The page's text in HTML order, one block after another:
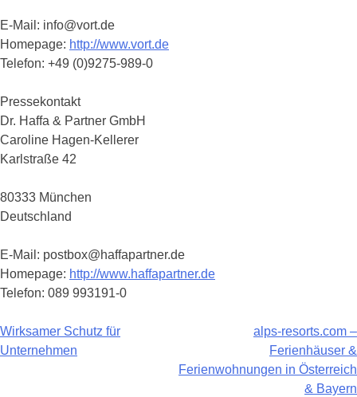
E-Mail: info@vort.de
Homepage: http://www.vort.de
Telefon: +49 (0)9275-989-0
Pressekontakt
Dr. Haffa & Partner GmbH
Caroline Hagen-Kellerer
Karlstraße 42
80333 München
Deutschland
E-Mail: postbox@haffapartner.de
Homepage: http://www.haffapartner.de
Telefon: 089 993191-0
Beitragsnavigation
Wirksamer Schutz für
Unternehmen
alps-resorts.com –
Ferienhäuser &
Ferienwohnungen in Österreich
& Bayern